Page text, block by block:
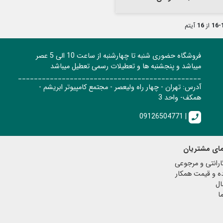
از 16 آیتم
فروشگاه حضوری شنبه تا چهارشنبه از ساعت 10 الی 5 عصر
میباشد و پنجشنبه ها و تعطیلات رسمی تعطیل میباشد
______________________________________________
آدرس: تهران - چهار راه ولیعصر - مجتمع کامپیوتر ابریشم -
همکف- واحد 3
call
09126504771 |
مشتریان
و مرجوعی
و قیمت همکار